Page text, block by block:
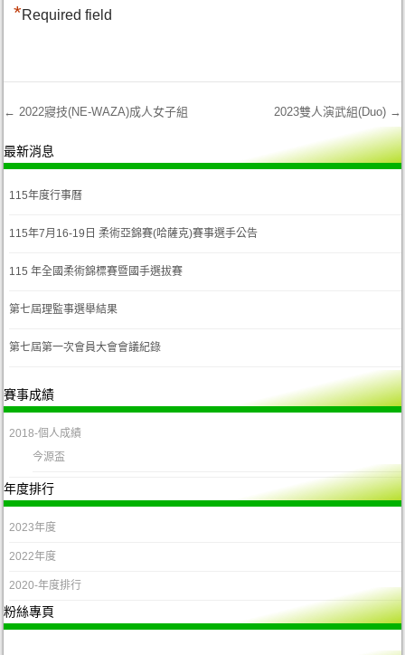
*Required field
Post navigation
← 2022寢技(NE-WAZA)成人女子組 2023雙人演武組(Duo) →
最新消息
115年度行事曆
115年7月16-19日 柔術亞錦賽(哈薩克)賽事選手公告
115 年全國柔術錦標賽暨國手選拔賽
第七屆理監事選舉結果
第七屆第一次會員大會會議紀錄
賽事成績
2018-個人成績
今源盃
年度排行
2023年度
2022年度
2020-年度排行
粉絲專頁